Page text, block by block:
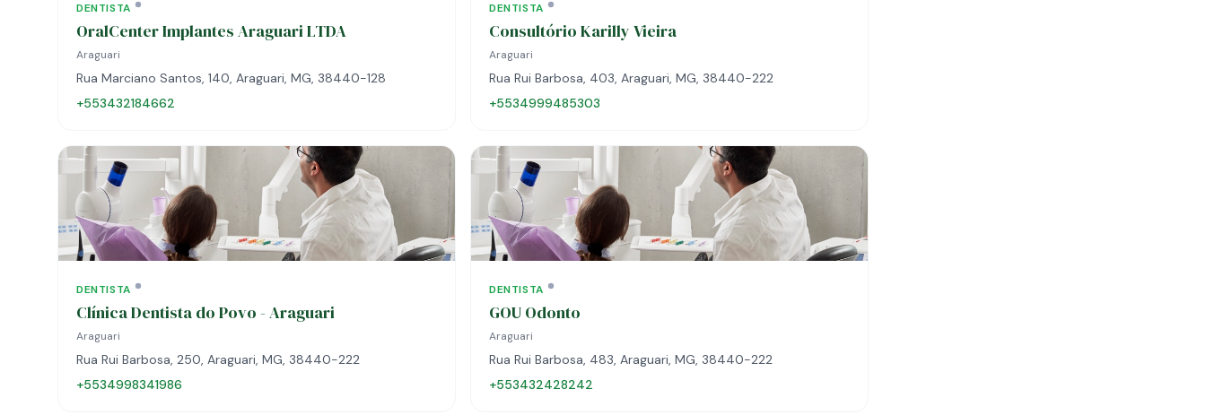
DENTISTA
OralCenter Implantes Araguari LTDA
Araguari
Rua Marciano Santos, 140, Araguari, MG, 38440-128
+553432184662
DENTISTA
Consultório Karilly Vieira
Araguari
Rua Rui Barbosa, 403, Araguari, MG, 38440-222
+5534999485303
DENTISTA
Clínica Dentista do Povo - Araguari
Araguari
Rua Rui Barbosa, 250, Araguari, MG, 38440-222
+5534998341986
DENTISTA
GOU Odonto
Araguari
Rua Rui Barbosa, 483, Araguari, MG, 38440-222
+553432428242